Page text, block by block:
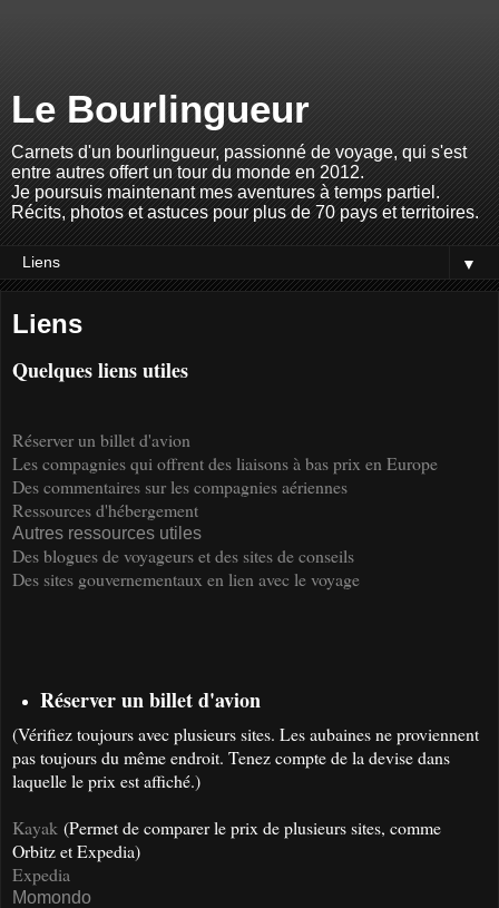
Le Bourlingueur
Carnets d'un bourlingueur, passionné de voyage, qui s'est
entre autres offert un tour du monde en 2012.
Je poursuis maintenant mes aventures à temps partiel.
Récits, photos et astuces pour plus de 70 pays et territoires.
▼
Liens
Quelques liens utiles
Réserver un billet d'avion
Les compagnies qui offrent des liaisons à bas prix en Europe
Des commentaires sur les compagnies aériennes
Ressources d'hébergement
Autres ressources utiles
Des blogues de voyageurs et des sites de conseils
Des sites gouvernementaux en lien avec le voyage
Réserver un billet d'avion
(Vérifiez toujours avec plusieurs sites. Les aubaines ne proviennent
pas toujours du même endroit. Tenez compte de la devise dans
laquelle le prix est affiché.)
Kayak (Permet de comparer le prix de plusieurs sites, comme
Orbitz et Expedia)
Expedia
Momondo